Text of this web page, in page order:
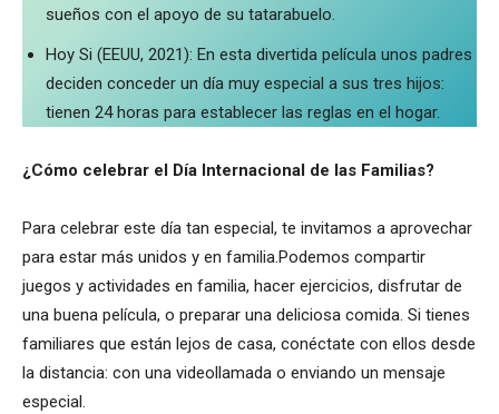
sueños con el apoyo de su tatarabuelo.
Hoy Si (EEUU, 2021): En esta divertida película unos padres
deciden conceder un día muy especial a sus tres hijos:
tienen 24 horas para establecer las reglas en el hogar.
¿Cómo celebrar el Día Internacional de las Familias?
Para celebrar este día tan especial, te invitamos a aprovechar
para estar más unidos y en familia.Podemos compartir
juegos y actividades en familia, hacer ejercicios, disfrutar de
una buena película, o preparar una deliciosa comida. Si tienes
familiares que están lejos de casa, conéctate con ellos desde
la distancia: con una videollamada o enviando un mensaje
especial.